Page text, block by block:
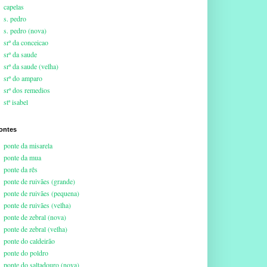
capelas
s. pedro
s. pedro (nova)
srª da conceicao
srª da saude
srª da saude (velha)
srª do amparo
srª dos remedios
stª isabel
ponte da misarela
ponte da mua
ponte da rês
ponte de ruivães (grande)
ponte de ruivães (pequena)
ponte de ruivães (velha)
ponte de zebral (nova)
ponte de zebral (velha)
ponte do caldeirão
ponte do poldro
ponte do saltadouro (nova)